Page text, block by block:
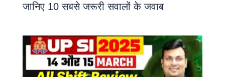
जानिए 10 सबसे जरूरी सवालों के जवाब